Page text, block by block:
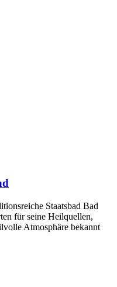
Staatsbad Bad
für seine Heilquellen,
Atmosphäre bekannt